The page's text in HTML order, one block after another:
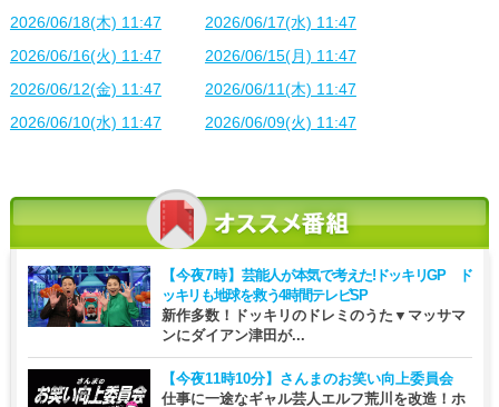
2026/06/18(木) 11:47
2026/06/17(水) 11:47
2026/06/16(火) 11:47
2026/06/15(月) 11:47
2026/06/12(金) 11:47
2026/06/11(木) 11:47
2026/06/10(水) 11:47
2026/06/09(火) 11:47
【今夜7時】 芸能人が本気で考えた!ドッキリGP ド
ッキリも地球を救う4時間テレビSP
新作多数！ドッキリのドレミのうた▼マッサマ
ンにダイアン津田が...
【今夜11時10分】 さんまのお笑い向上委員会
仕事に一途なギャル芸人エルフ荒川を改造！ホ